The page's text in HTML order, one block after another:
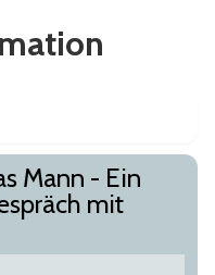
Mann - Ein
mit